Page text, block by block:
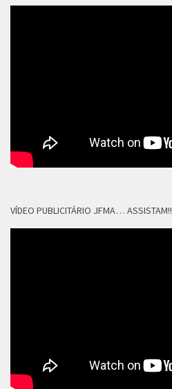
VÍDEO PUBLICITÁRIO JFMA… ASSISTAM!!